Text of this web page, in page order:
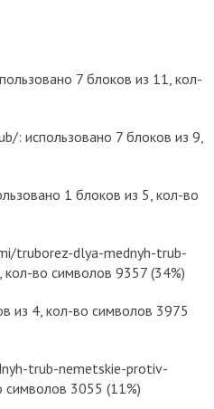
7 блоков из 11, кол-
использовано 7 блоков из 9,
1 блоков из 5, кол-во
truborez-dlya-mednyh-trub-
во символов 9357 (34%)
из 4, кол-во символов 3975
trub-nemetskie-protiv-
символов 3055 (11%)